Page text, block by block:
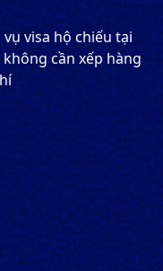
visa hộ chiếu tại
cần xếp hàng